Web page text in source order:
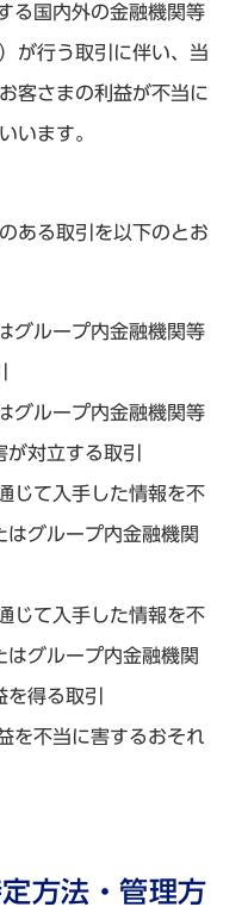
る国内外の金融機関等
が行う取引に伴い、当
客さまの利益が不当に
います。
ある取引を以下のとお
グループ内金融機関等
グループ内金融機関等
対立する取引
じて入手した情報を不
はグループ内金融機関
じて入手した情報を不
はグループ内金融機関
得る取引
を不当に害するおそれ
方法・管理方